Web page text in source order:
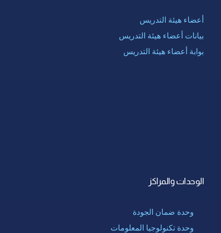
أعضاء هيئة التدريس
بيانات أعضاء هيئة التدريس
بوابة أعضاء هيئة التدريس
الوحدات والمراكز
وحدة ضمان الجودة
وحدة تكنولوجيا المعلومات